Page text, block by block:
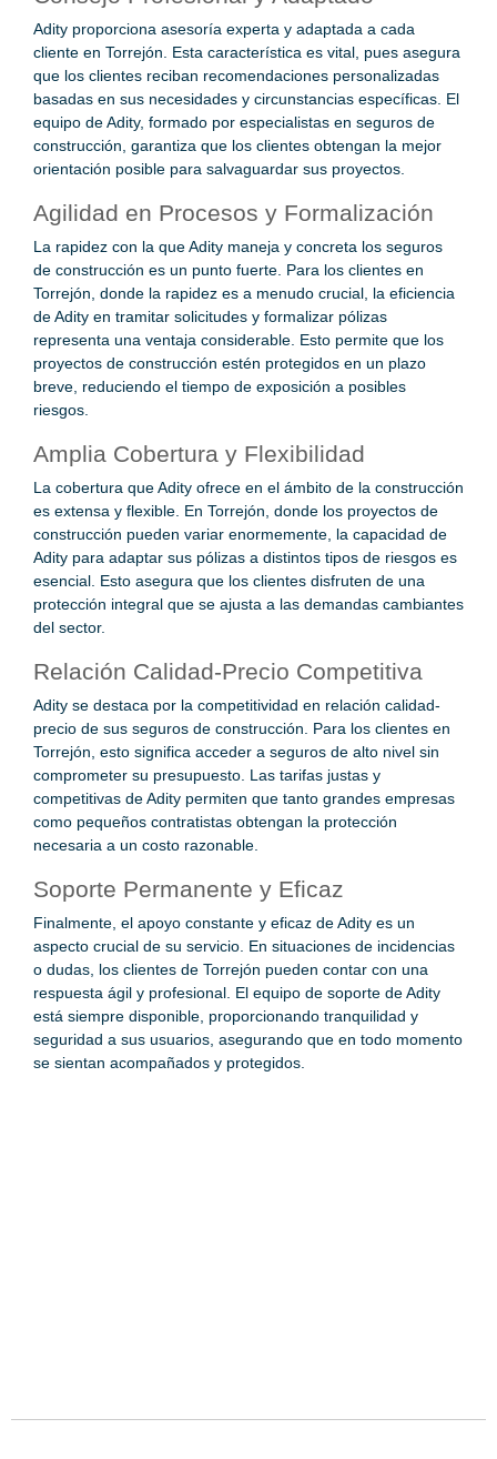
Adity proporciona asesoría experta y adaptada a cada
cliente en Torrejón. Esta característica es vital, pues asegura
que los clientes reciban recomendaciones personalizadas
basadas en sus necesidades y circunstancias específicas. El
equipo de Adity, formado por especialistas en seguros de
construcción, garantiza que los clientes obtengan la mejor
orientación posible para salvaguardar sus proyectos.
Agilidad en Procesos y Formalización
La rapidez con la que Adity maneja y concreta los seguros
de construcción es un punto fuerte. Para los clientes en
Torrejón, donde la rapidez es a menudo crucial, la eficiencia
de Adity en tramitar solicitudes y formalizar pólizas
representa una ventaja considerable. Esto permite que los
proyectos de construcción estén protegidos en un plazo
breve, reduciendo el tiempo de exposición a posibles
riesgos.
Amplia Cobertura y Flexibilidad
La cobertura que Adity ofrece en el ámbito de la construcción
es extensa y flexible. En Torrejón, donde los proyectos de
construcción pueden variar enormemente, la capacidad de
Adity para adaptar sus pólizas a distintos tipos de riesgos es
esencial. Esto asegura que los clientes disfruten de una
protección integral que se ajusta a las demandas cambiantes
del sector.
Relación Calidad-Precio Competitiva
Adity se destaca por la competitividad en relación calidad-
precio de sus seguros de construcción. Para los clientes en
Torrejón, esto significa acceder a seguros de alto nivel sin
comprometer su presupuesto. Las tarifas justas y
competitivas de Adity permiten que tanto grandes empresas
como pequeños contratistas obtengan la protección
necesaria a un costo razonable.
Soporte Permanente y Eficaz
Finalmente, el apoyo constante y eficaz de Adity es un
aspecto crucial de su servicio. En situaciones de incidencias
o dudas, los clientes de Torrejón pueden contar con una
respuesta ágil y profesional. El equipo de soporte de Adity
está siempre disponible, proporcionando tranquilidad y
seguridad a sus usuarios, asegurando que en todo momento
se sientan acompañados y protegidos.